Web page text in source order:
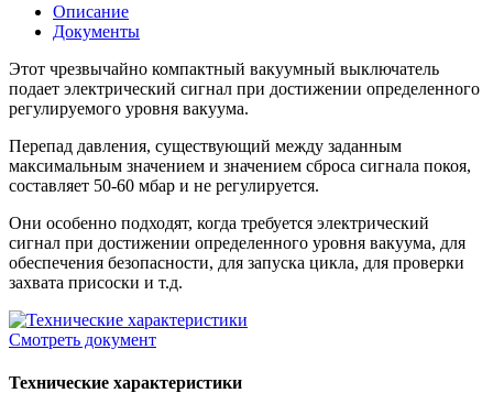
Описание
Документы
Этот чрезвычайно компактный вакуумный выключатель
подает электрический сигнал при достижении определенного
регулируемого уровня вакуума.
Перепад давления, существующий между заданным
максимальным значением и значением сброса сигнала покоя,
составляет 50-60 мбар и не регулируется.
Они особенно подходят, когда требуется электрический
сигнал при достижении определенного уровня вакуума, для
обеспечения безопасности, для запуска цикла, для проверки
захвата присоски и т.д.
Смотреть документ
Технические характеристики